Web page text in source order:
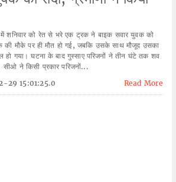
में शनिवार को रेत से भरे एक ट्रक ने बाइक सवार युवक को
की मौके पर ही मौत हो गई, जबकि उसके साथ मौजूद उसका
हो गया। घटना के बाद गुस्साए परिजनों ने तीन घंटे तक शव
ने किसी प्रकार परिजनों...
29 15:01:25.0 Read More